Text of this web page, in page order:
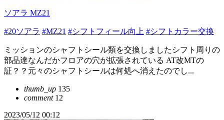
ソアラ MZ21
#20ソアラ #MZ21 #シフトフィール向上 #シフトカラー交換
ミッションのシャフトシール類を交換しましたシフト周りの
部品達なんだかフロアの穴が拡張されている AT改MTの
証？？元々のシャフトシールは何処へ消えたのでし...
thumb_up 135
comment12
2023/05/12 00:12